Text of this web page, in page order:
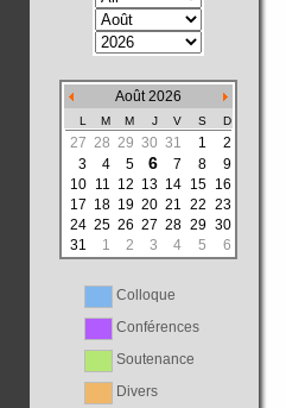
Août 2026
L M M J V S D
27 28 29 30 31 1
2
3
4 5 6 7 8
9
10 11 12 13 14 15 16
17 18 19 20 21 22 23
24 25 26 27 28 29 30
31
1 2 3 4 5 6
Colloque
Conférences
Soutenance
Divers